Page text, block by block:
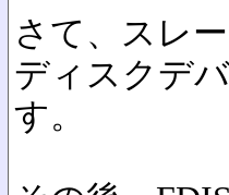
さて、スレ
ディスクデ
す。